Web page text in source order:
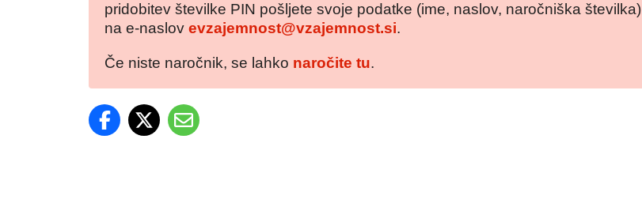
pridobitev številke PIN pošljete svoje podatke (ime, naslov, naročniška številka)
na e-naslov evzajemnost@vzajemnost.si.
Če niste naročnik, se lahko naročite tu.